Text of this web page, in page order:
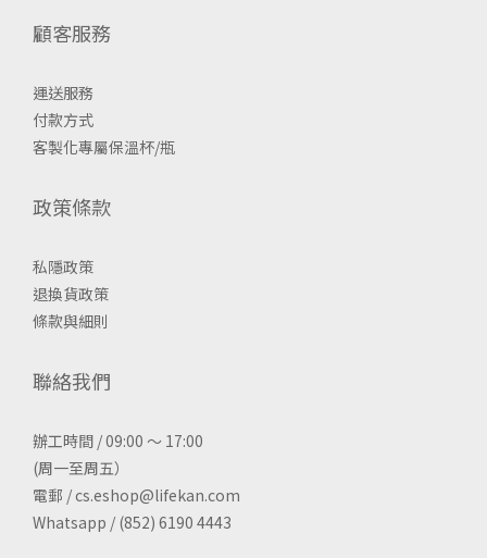
顧客服務
運送服務
付款方式
客製化專屬保溫杯/瓶
政策條款
私隱政策
退換貨政策
條款與細則
聯絡我們
辦工時間 / 09:00 ～ 17:00
(周一至周五）
電郵 / cs.eshop@lifekan.com
Whatsapp / (852) 6190 4443